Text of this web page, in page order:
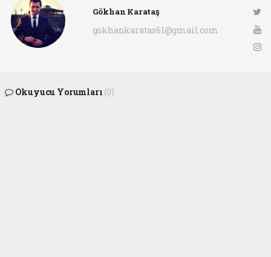
Gökhan Karataş
gokhankaratas61@gmail.com
Okuyucu Yorumları (0)